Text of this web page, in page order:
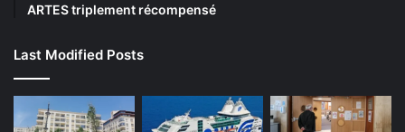
ARTES triplement récompensé
Last Modified Posts